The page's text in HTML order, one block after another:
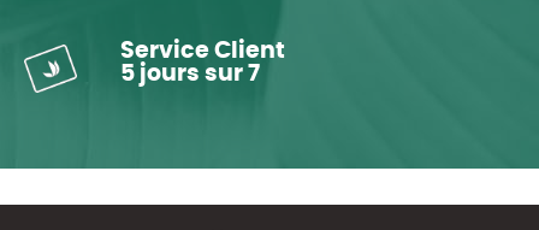
Service Client
5 jours sur 7